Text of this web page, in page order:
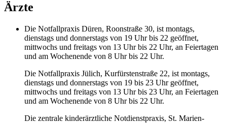
Ärzte
Die Notfallpraxis Düren, Roonstraße 30, ist montags,
dienstags und donnerstags von 19 Uhr bis 22 geöffnet,
mittwochs und freitags von 13 Uhr bis 22 Uhr, an Feiertagen
und am Wochenende von 8 Uhr bis 22 Uhr.
Die Notfallpraxis Jülich, Kurfürstenstraße 22, ist montags,
dienstags und donnerstags von 19 bis 23 Uhr geöffnet,
mittwochs und freitags von 13 Uhr bis 23 Uhr, an Feiertagen
und am Wochenende von 8 Uhr bis 22 Uhr.
Die zentrale kinderärztliche Notdienstpraxis, St. Marien-